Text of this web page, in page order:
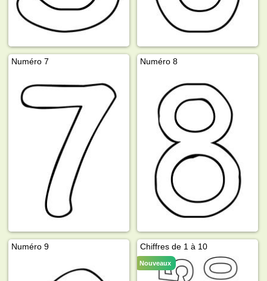
Numéro 7 Numéro 8
Numéro 9 Chiffres de 1 à 10
Nouveaux